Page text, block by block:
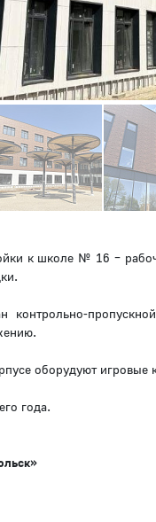
к школе № 16 –
оборудуют игровые
года.